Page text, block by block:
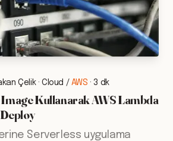
Çelik·Cloud / AWS · 3 dk
Kullanarak AWS Lambda
Serverless uygulama